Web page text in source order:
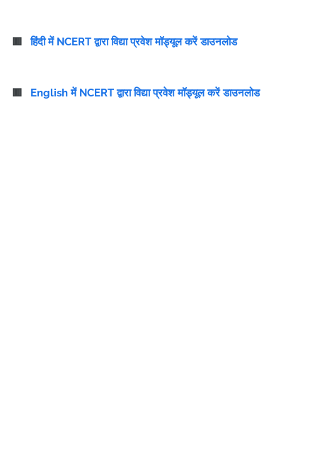
🟥हिंदी में NCERT द्वारा विद्या प्रवेश मॉड्यूल करें डाउनलोड
English में NCERT द्वारा विद्या प्रवेश मॉड्यूल करें डाउनलोड